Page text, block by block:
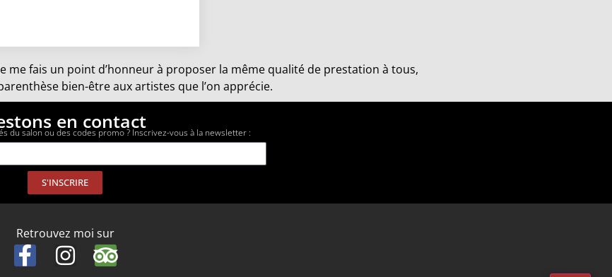
me fais un point d’honneur à proposer la même qualité de prestation à tous,
bien-être aux artistes que l’on apprécie.
en contact
du salon ou des codes promo ? Inscrivez-vous à la newsletter :
S'INSCRIRE
Retrouvez moi sur